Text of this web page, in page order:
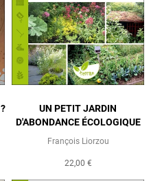
UN PETIT JARDIN
D'ABONDANCE ÉCOLOGIQUE
François Liorzou
22,00 €